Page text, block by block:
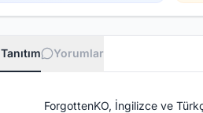
Tanıtım Yorumlar
ForgottenKO, İngilizce ve